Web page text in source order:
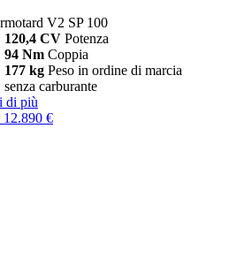
V2 SP 100
120,4 CV Potenza
94 Nm Coppia
177 kg Peso in ordine di marcia
senza carburante
di più
12.890 €